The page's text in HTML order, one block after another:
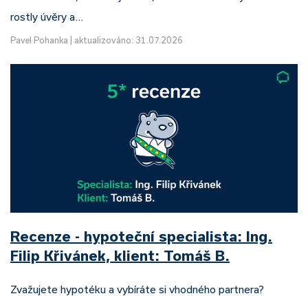
rostly úvěry a…
Pavel Pohanka aktualizováno: 31.07.2026
Recenze - hypoteční specialista: Ing.
Filip Křivánek, klient: Tomáš B.
Zvažujete hypotéku a vybíráte si vhodného partnera?